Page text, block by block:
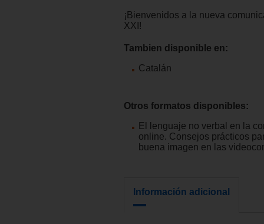
¡Bienvenidos a la nueva
XXI!
Tambien disponible en:
Catalán
Otros formatos disponibles:
El lenguaje no verbal en la
online. Consejos prácticos
buena imagen en las
Información adicional